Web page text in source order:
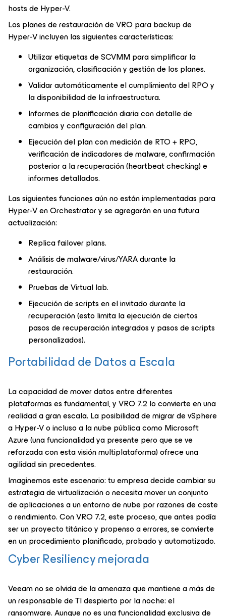
hosts de Hyper-V.
Los planes de restauración de VRO para backup de
Hyper-V incluyen las siguientes características:
Utilizar etiquetas de SCVMM para simplificar la
organización, clasificación y gestión de los planes.
Validar automáticamente el cumplimiento del RPO y
la disponibilidad de la infraestructura.
Informes de planificación diaria con detalle de
cambios y configuración del plan.
Ejecución del plan con medición de RTO + RPO,
verificación de indicadores de malware, confirmación
posterior a la recuperación (heartbeat checking) e
informes detallados.
Las siguientes funciones aún no están implementadas para
Hyper-V en Orchestrator y se agregarán en una futura
actualización:
Replica failover plans.
Análisis de malware/virus/YARA durante la
restauración.
Pruebas de Virtual lab.
Ejecución de scripts en el invitado durante la
recuperación (esto limita la ejecución de ciertos
pasos de recuperación integrados y pasos de scripts
personalizados).
Portabilidad de Datos a Escala
La capacidad de mover datos entre diferentes
plataformas es fundamental, y VRO 7.2 lo convierte en una
realidad a gran escala. La posibilidad de migrar de vSphere
a Hyper-V o incluso a la nube pública como Microsoft
Azure (una funcionalidad ya presente pero que se ve
reforzada con esta visión multiplataforma) ofrece una
agilidad sin precedentes.
Imaginemos este escenario: tu empresa decide cambiar su
estrategia de virtualización o necesita mover un conjunto
de aplicaciones a un entorno de nube por razones de coste
o rendimiento. Con VRO 7.2, este proceso, que antes podía
ser un proyecto titánico y propenso a errores, se convierte
en un procedimiento planificado, probado y automatizado.
Cyber Resiliency mejorada
Veeam no se olvida de la amenaza que mantiene a más de
un responsable de TI despierto por la noche: el
ransomware. Aunque no es una funcionalidad exclusiva de